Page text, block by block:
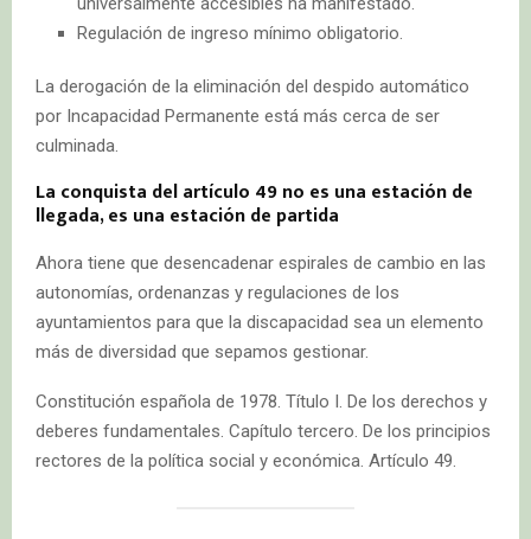
Regulación de ingreso mínimo obligatorio.
La derogación de la eliminación del despido automático
por Incapacidad Permanente está más cerca de ser
culminada.
La conquista del artículo 49 no es una estación de
llegada, es una estación de partida
Ahora tiene que desencadenar espirales de cambio en las
autonomías, ordenanzas y regulaciones de los
ayuntamientos para que la discapacidad sea un elemento
más de diversidad que sepamos gestionar.
Constitución española de 1978. Título I. De los derechos y
deberes fundamentales. Capítulo tercero. De los principios
rectores de la política social y económica. Artículo 49.